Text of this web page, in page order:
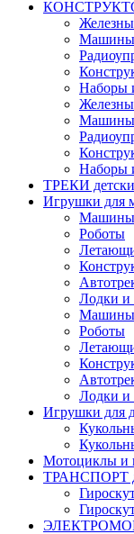
Машины
Наборы
Машины
Наборы
ТРЕКИ
Игрушки для
Машины
Роботы
Лодки и
Машины
Роботы
Лодки и
Игрушки для
Мотоциклы и
ТРАНСПОРТ